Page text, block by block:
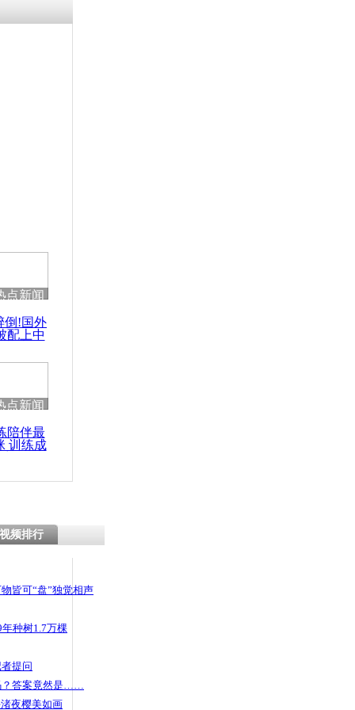
点新闻
倒!国外
配上中
点新闻
陪伴最
训练成
频排行
皆可“盘”独觉相声
种树1.7万棵
提问
？答案竟然是……
夜樱美如画